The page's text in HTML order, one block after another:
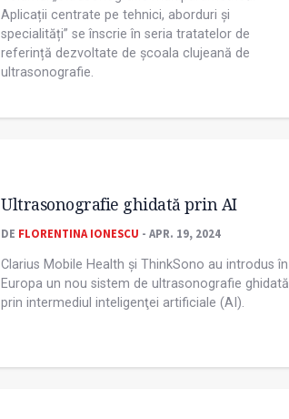
Aplicații centrate pe tehnici, aborduri și
specialități” se înscrie în seria tratatelor de
referință dezvoltate de școala clujeană de
ultrasonografie.
Ultrasonografie ghidată prin AI
DE FLORENTINA IONESCU - APR. 19, 2024
Clarius Mobile Health și ThinkSono au introdus în
Europa un nou sistem de ultrasonografie ghidată
prin intermediul inteligenţei artificiale (AI).